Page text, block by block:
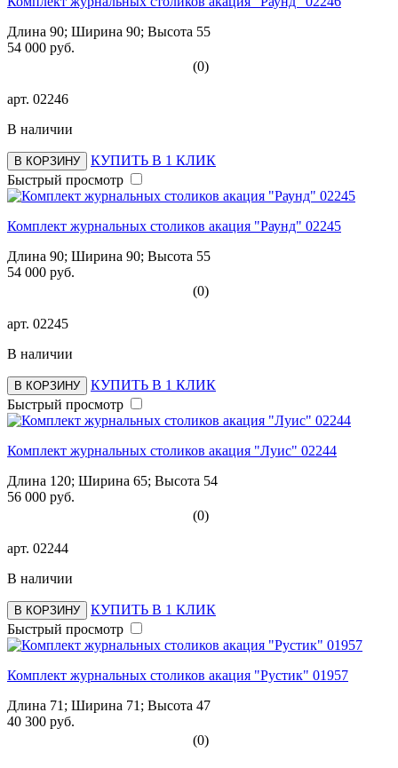
Длина 90; Ширина 90; Высота 55
54 000 руб.
(0)
арт. 02246
В наличии
В КОРЗИНУ
КУПИТЬ В 1 КЛИК
Быстрый просмотр
Комплект журнальных столиков акация "Раунд" 02245
Длина 90; Ширина 90; Высота 55
54 000 руб.
(0)
арт. 02245
В наличии
В КОРЗИНУ
КУПИТЬ В 1 КЛИК
Быстрый просмотр
Комплект журнальных столиков акация "Луис" 02244
Длина 120; Ширина 65; Высота 54
56 000 руб.
(0)
арт. 02244
В наличии
В КОРЗИНУ
КУПИТЬ В 1 КЛИК
Быстрый просмотр
Комплект журнальных столиков акация "Рустик" 01957
Длина 71; Ширина 71; Высота 47
40 300 руб.
(0)